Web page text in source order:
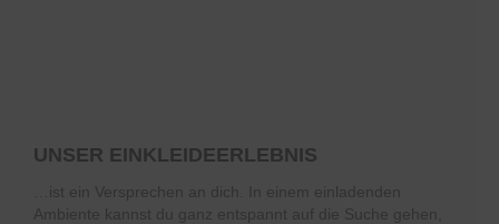
UNSER EINKLEIDEERLEBNIS
…ist ein Versprechen an dich. In einem einladenden
Ambiente kannst du ganz entspannt auf die Suche gehen,